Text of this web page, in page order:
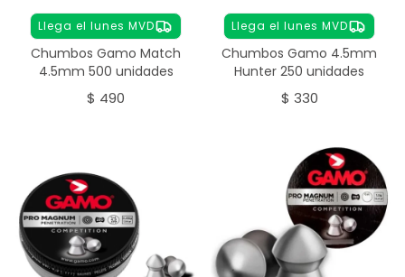
Llega el lunes MVD
Chumbos Gamo Match
4.5mm 500 unidades
$ 490
Llega el lunes MVD
Chumbos Gamo 4.5mm
Hunter 250 unidades
$ 330